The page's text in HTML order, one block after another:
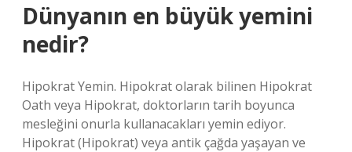
Dünyanın en büyük yemini
nedir?
Hipokrat Yemin. Hipokrat olarak bilinen Hipokrat
Oath veya Hipokrat, doktorların tarih boyunca
mesleğini onurla kullanacakları yemin ediyor.
Hipokrat (Hipokrat) veya antik çağda yaşayan ve